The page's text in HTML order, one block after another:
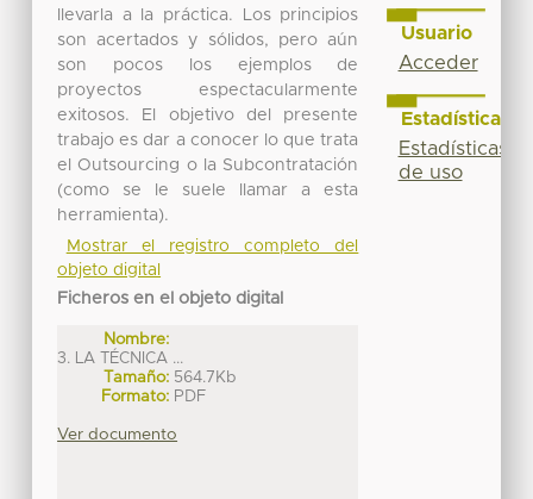
llevarla a la práctica. Los principios
son acertados y sólidos, pero aún
son pocos los ejemplos de
proyectos espectacularmente
exitosos. El objetivo del presente
trabajo es dar a conocer lo que trata
el Outsourcing o la Subcontratación
(como se le suele llamar a esta
herramienta).
Mostrar el registro completo del
objeto digital
Ficheros en el objeto digital
Nombre:
3. LA TÉCNICA ...
Tamaño: 564.7Kb
Formato: PDF
Ver documento
Usuario
Acceder
Estadísticas
Estadísticas
de uso